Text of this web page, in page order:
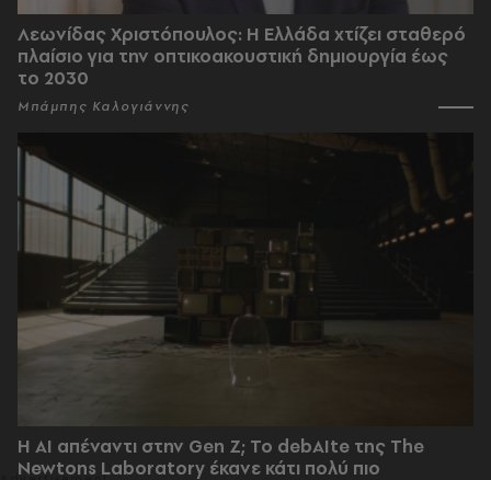
Λεωνίδας Χριστόπουλος: Η Ελλάδα χτίζει σταθερό
πλαίσιο για την οπτικοακουστική δημιουργία έως
το 2030
Μπάμπης Καλογιάννης
Η AI απέναντι στην Gen Z; Το debAIte της The
Newtons Laboratory έκανε κάτι πολύ πιο